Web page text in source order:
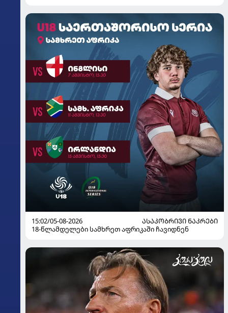
15:02/05-08-2026
ᲐᲡᲐᲙᲝᲑᲠᲘᲕᲘ ᲜᲐᲙᲠᲔᲑᲘ
18-წლამდელები სამხრეთ აფრიკაში ჩავიდნენ